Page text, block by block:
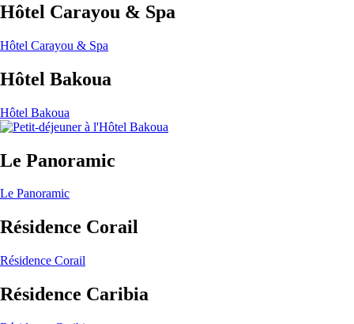
Hôtel Carayou & Spa
Hôtel Carayou & Spa
Hôtel Bakoua
Hôtel Bakoua
Le Panoramic
Le Panoramic
Résidence Corail
Résidence Corail
Résidence Caribia